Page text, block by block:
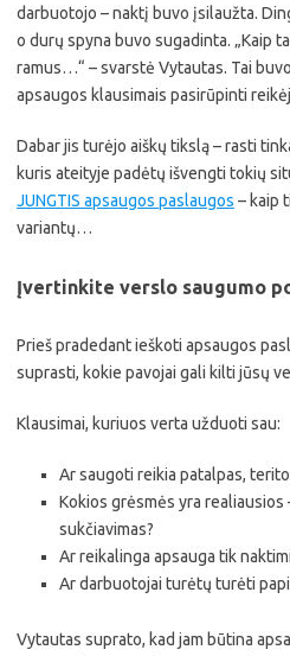
darbuotojo – naktį buvo įsilaužta.
o durų spyna buvo sugadinta. „Kaip
ramus…“ – svarstė Vytautas. Tai
apsaugos klausimais pasirūpinti
Dabar jis turėjo aiškų tikslą – rasti
kuris ateityje padėtų išvengti tokių
JUNGTIS apsaugos paslaugos – kaip
variantų…
Įvertinkite verslo saugumo
Prieš pradedant ieškoti apsaugos
suprasti, kokie pavojai gali kilti jūsų
Klausimai, kuriuos verta užduoti sau:
Ar saugoti reikia patalpas,
Kokios grėsmės yra realiausios
sukčiavimas?
Ar reikalinga apsauga tik
Ar darbuotojai turėtų turėti
Vytautas suprato, kad jam būtina